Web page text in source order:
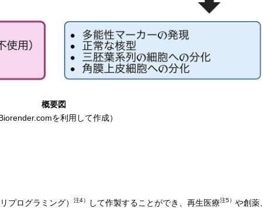
概要図
を利用して作成）
ログラミング） 注4） して作製することができ、再生医療注5） や創薬